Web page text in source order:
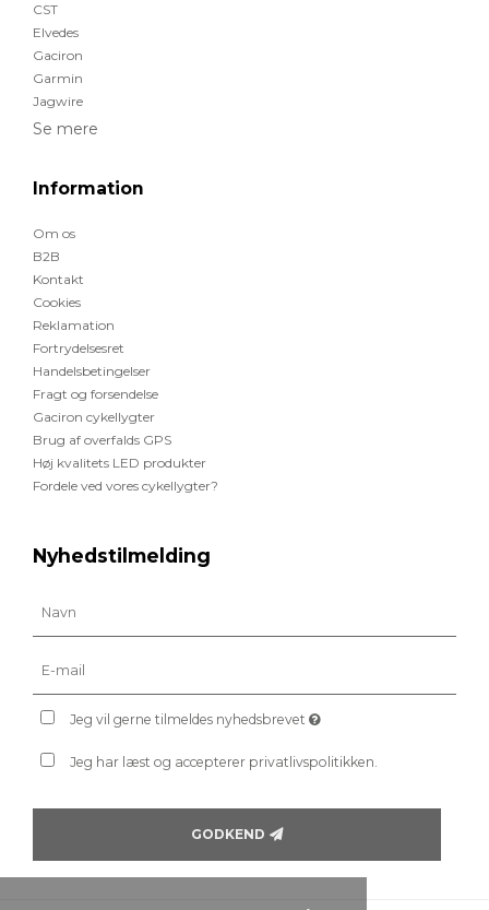
CST
Elvedes
Gaciron
Garmin
Jagwire
Se mere
Information
Om os
B2B
Kontakt
Cookies
Reklamation
Fortrydelsesret
Handelsbetingelser
Fragt og forsendelse
Gaciron cykellygter
Brug af overfalds GPS
Høj kvalitets LED produkter
Fordele ved vores cykellygter?
Nyhedstilmelding
Jeg vil gerne tilmeldes nyhedsbrevet
Jeg har læst og accepterer privatlivspolitikken.
GODKEND